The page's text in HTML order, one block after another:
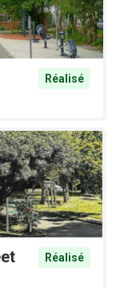
Réalisé
Réalisé